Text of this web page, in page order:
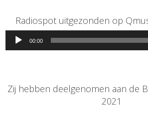
Radiospot uitgezonden op
Audiospeler
00:00
Zij hebben deelgenomen aan de
2021